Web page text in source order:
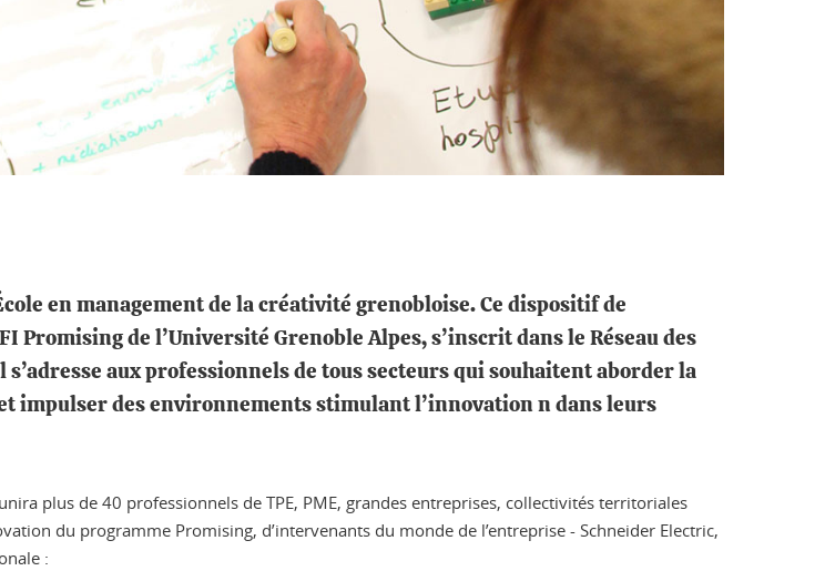
en management de la créativité grenobloise. Ce dispositif de
de l’Université Grenoble Alpes, s’inscrit dans le Réseau des
aux professionnels de tous secteurs qui souhaitent aborder la
impulser des environnements stimulant l’innovation n dans leurs
plus de 40 professionnels de TPE, PME, grandes entreprises, collectivités territoriales
du programme Promising, d’intervenants du monde de l’entreprise - Schneider Electric,
: